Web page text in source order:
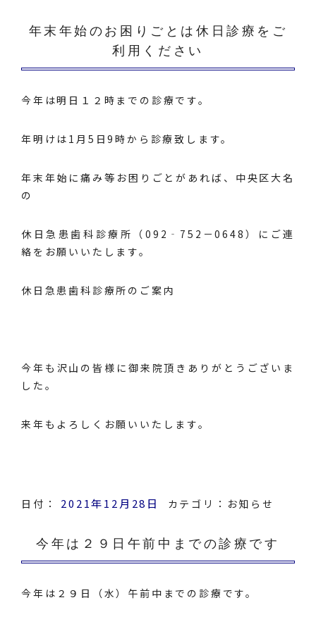
年末年始のお困りごとは休日診療をご
利用ください
今年は明日１２時までの診療です。
年明けは1月5日9時から診療致します。
年末年始に痛み等お困りごとがあれば、中央区大名
の
休日急患歯科診療所（092‐752－0648）にご連
絡をお願いいたします。
休日急患歯科診療所のご案内
今年も沢山の皆様に御来院頂きありがとうございま
した。
来年もよろしくお願いいたします。
日付： 2021年12月28日 カテゴリ： お知らせ
今年は２９日午前中までの診療です
今年は２９日（水）午前中までの診療です。